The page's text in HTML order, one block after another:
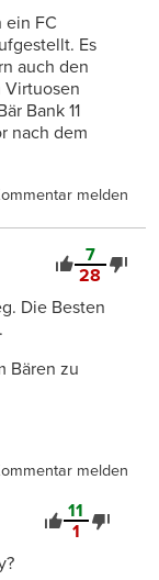
ein FC
Es
auch den
Virtuosen
Bank 11
nach dem
melden
7
28
Die Besten
Bären zu
melden
11
1